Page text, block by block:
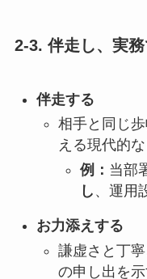
2-3. 伴走し、実
伴走する
相手と同じ
える現代的
例： 当部
し 、運用
お力添えする
謙虚さと丁
の申し出を示